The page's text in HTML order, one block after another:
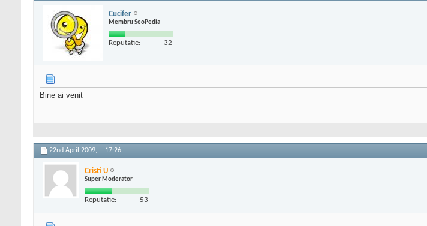
Cucifer
Membru SeoPedia
Reputatie: 32
Bine ai venit
22nd April 2009, 17:26
Cristi U
Super Moderator
Reputatie: 53